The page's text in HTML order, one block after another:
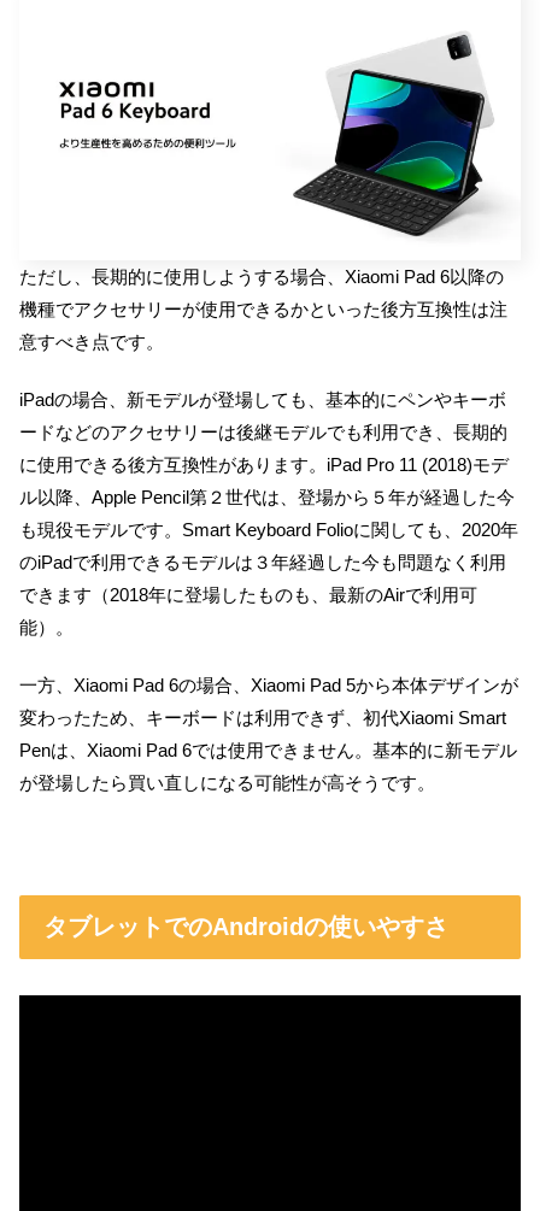
ただし、長期的に使用しようする場合、Xiaomi Pad 6以降の
機種でアクセサリーが使用できるかといった後方互換性は注
意すべき点です。
iPadの場合、新モデルが登場しても、基本的にペンやキーボ
ードなどのアクセサリーは後継モデルでも利用でき、長期的
に使用できる後方互換性があります。iPad Pro 11 (2018)モデ
ル以降、Apple Pencil第２世代は、登場から５年が経過した今
も現役モデルです。Smart Keyboard Folioに関しても、2020年
のiPadで利用できるモデルは３年経過した今も問題なく利用
できます（2018年に登場したものも、最新のAirで利用可
能）。
一方、Xiaomi Pad 6の場合、Xiaomi Pad 5から本体デザインが
変わったため、キーボードは利用できず、初代Xiaomi Smart
Penは、Xiaomi Pad 6では使用できません。基本的に新モデル
が登場したら買い直しになる可能性が高そうです。
タブレットでのAndroidの使いやすさ